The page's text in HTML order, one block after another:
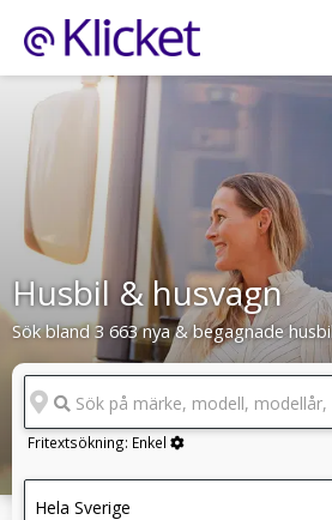
Husbil & husvagn
Sök bland 3 663 nya & begagnade
Sök på märke, modell,
Fritextsökning: Enkel
Hela Sverige